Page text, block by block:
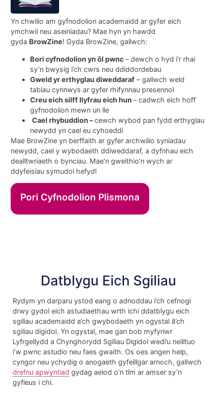
Yn chwilio am gyfnodolion academaidd ar gyfer eich
ymchwil neu aseiniadau? Mae hyn yn hawdd
gyda BrowZine! Gyda BrowZine, gallwch:
Bori cyfnodolion yn ôl pwnc – dewch o hyd i’r rhai
sy’n bwysig i’ch cwrs neu ddiddordebau
Gweld yr erthyglau diweddaraf – gallwch weld
tablau cynnwys ar gyfer rhifynnau presennol
Creu eich silff llyfrau eich hun– cadwch eich hoff
gyfnodolion mewn un lle
Cael rhybuddion –cewch wybod pan fydd erthyglau
newydd yn cael eu cyhoeddi
Mae BrowZine yn berffaith ar gyfer archwilio syniadau
newydd, cael y wybodaeth ddiweddaraf, a dyfnhau eich
dealltwriaeth o bynciau. Mae’n gweithio’n wych ar
ddyfeisiau symudol hefyd!
Pori Cyfnodolion Plismona
Datblygu Eich Sgiliau
Rydym yn darparu ystod eang o adnoddau i’ch cefnogi
drwy gydol eich astudiaethau wrth ichi ddatblygu eich
sgiliau academaidd a’ch gwybodaeth yn ogystal â’ch
sgiliau digidol. Yn ogystal, mae gan bob myfyriwr
Lyfrgellydd a Chynghorydd Sgiliau Digidol wedi’u neilltuo
i’w pwnc astudio neu faes gwaith. Os oes angen help,
cyngor neu ychydig o anogaeth gyfeillgar arnoch, gallwch
drefnu apwyntiad gydag aelod o’n tîm ar amser sy’n
gyfleus i chi.